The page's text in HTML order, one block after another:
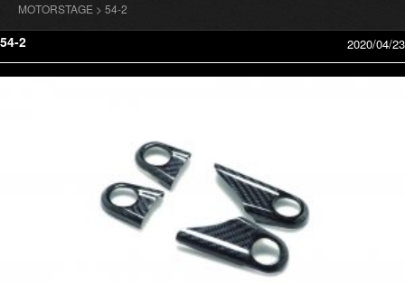
MOTORSTAGE > 54-2
54-2 2020/04/23